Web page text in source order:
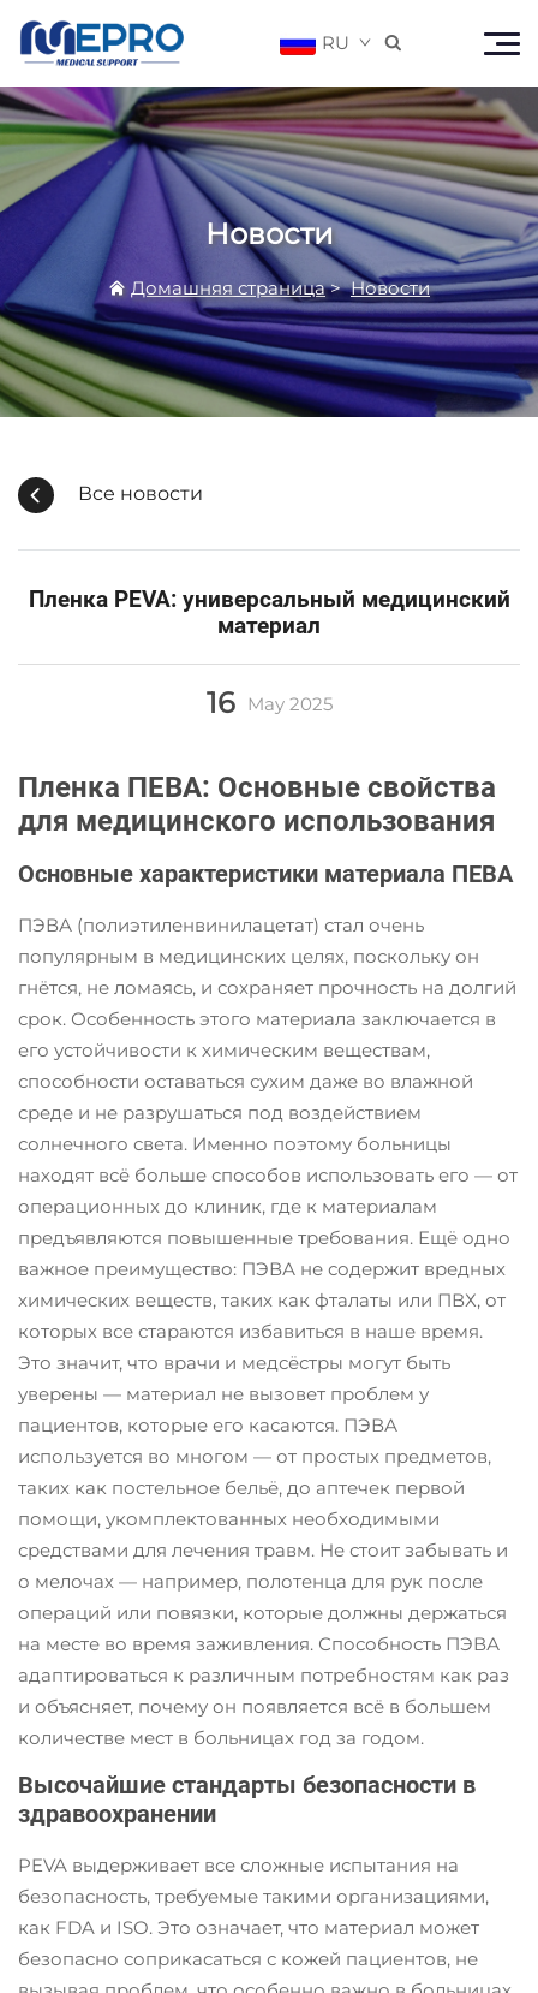
RU 
Новости
Домашняя страница>Новости
Все новости
Пленка PEVA: универсальный медицинский
материал
16 May 2025
Пленка ПЕВА: Основные свойства
для медицинского использования
Основные характеристики материала ПЕВА
ПЭВА (полиэтиленвинилацетат) стал очень
популярным в медицинских целях, поскольку он
гнётся, не ломаясь, и сохраняет прочность на долгий
срок. Особенность этого материала заключается в
его устойчивости к химическим веществам,
способности оставаться сухим даже во влажной
среде и не разрушаться под воздействием
солнечного света. Именно поэтому больницы
находят всё больше способов использовать его — от
операционных до клиник, где к материалам
предъявляются повышенные требования. Ещё одно
важное преимущество: ПЭВА не содержит вредных
химических веществ, таких как фталаты или ПВХ, от
которых все стараются избавиться в наше время.
Это значит, что врачи и медсёстры могут быть
уверены — материал не вызовет проблем у
пациентов, которые его касаются. ПЭВА
используется во многом — от простых предметов,
таких как постельное бельё, до аптечек первой
помощи, укомплектованных необходимыми
средствами для лечения травм. Не стоит забывать и
о мелочах — например, полотенца для рук после
операций или повязки, которые должны держаться
на месте во время заживления. Способность ПЭВА
адаптироваться к различным потребностям как раз
и объясняет, почему он появляется всё в большем
количестве мест в больницах год за годом.
Высочайшие стандарты безопасности в
здравоохранении
PEVA выдерживает все сложные испытания на
безопасность, требуемые такими организациями,
как FDA и ISO. Это означает, что материал может
безопасно соприкасаться с кожей пациентов, не